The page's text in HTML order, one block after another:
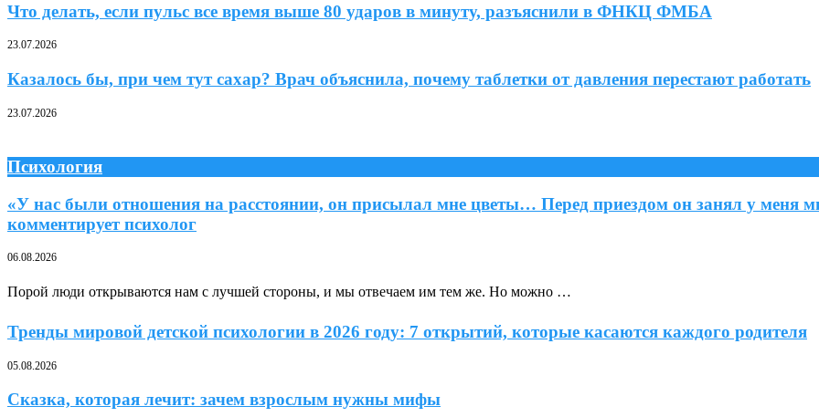
Что делать, если пульс все время выше 80 ударов в минуту, разъяснили в ФНКЦ ФМБА
23.07.2026
Казалось бы, при чем тут сахар? Врач объяснила, почему таблетки от давления перестают работать
23.07.2026
Психология
«У нас были отношения на расстоянии, он присылал мне цветы… Перед приездом он занял у
комментирует психолог
06.08.2026
Порой люди открываются нам с лучшей стороны, и мы отвечаем им тем же. Но можно …
Тренды мировой детской психологии в 2026 году: 7 открытий, которые касаются каждого родителя
05.08.2026
Сказка, которая лечит: зачем взрослым нужны мифы